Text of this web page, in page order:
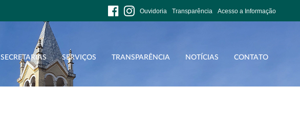
Ouvidoria Transparência Acesso a Informação
SECRETARIAS SERVIÇOS TRANSPARÊNCIA NOTÍCIAS CONTATO